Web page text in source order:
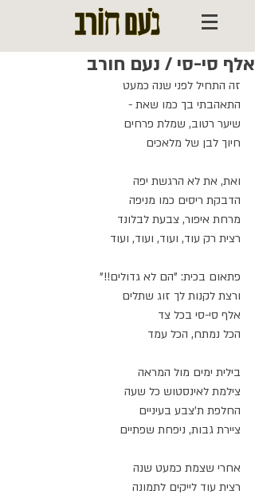
אלף סי-סי / נעם חורב
זה התחיל לפני שנה כמעט
התאהבתי בך כמו שאת -
שיער רטוב, שמלת פרחים
חיוך לבן של מלאכים
ואת, את לא הרגשת יפה
הדבקת ריסים כמו מניפה
מרחת איפור, צבעת לבלונד
רצית רק עוד, ועוד, ועוד, ועוד
פתאום בכית: "הם לא גדולים!!"
ורצת לקנות לך זוג שתלים
אלף סי-סי בכל צד
הכל נמתח, הכל עמד
בילית ימים מול המראה
צילמת לאינסטוש כל שעה
החלפת ת'צבע בעיניים
ציירת גבות, ניפחת שפתיים
אחרי שצמת כמעט שנה
רצית עוד לייקים לתמונה